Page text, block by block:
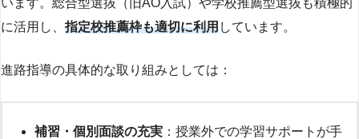
に活用し、 指定校推薦枠も適切に利用しています。
進路指導の具体的な取り組みとしては：
補習・個別面談の充実 ：授業外での学習サポートが手